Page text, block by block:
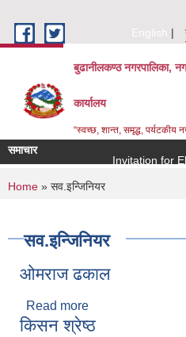
English
बुढानीलकण्ठ नगरपालिका,
कार्यालय
“स्वच्छ, शान्त, समृद्ध, पर्यटकीय
समाचार
Invitation for
You are here
Home » सव.इन्जिनियर
सव.इन्जिनियर
ओमराज ढकाल
Read more
किसन श्रेष्ठ